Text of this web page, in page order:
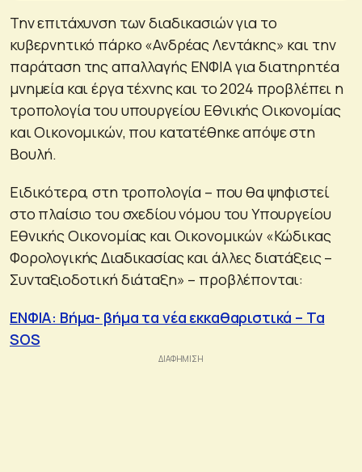
Την επιτάχυνση των διαδικασιών για το
κυβερνητικό πάρκο «Ανδρέας Λεντάκης» και την
παράταση της απαλλαγής ΕΝΦΙΑ για διατηρητέα
μνημεία και έργα τέχνης και το 2024 προβλέπει η
τροπολογία του υπουργείου Εθνικής Οικονομίας
και Οικονομικών, που κατατέθηκε απόψε στη
Βουλή.
Ειδικότερα, στη τροπολογία – που θα ψηφιστεί
στο πλαίσιο του σχεδίου νόμου του Υπουργείου
Εθνικής Οικονομίας και Οικονομικών «Κώδικας
Φορολογικής Διαδικασίας και άλλες διατάξεις –
Συνταξιοδοτική διάταξη» – προβλέπονται:
ΕΝΦΙΑ: Βήμα- βήμα τα νέα εκκαθαριστικά – Τα
SOS